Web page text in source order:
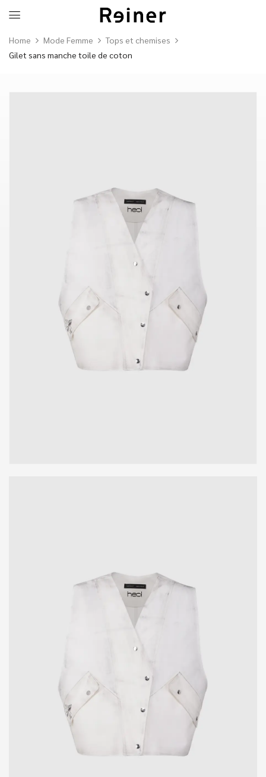
Home Mode Femme
Tops et chemises
Gilet sans manche toile de coton